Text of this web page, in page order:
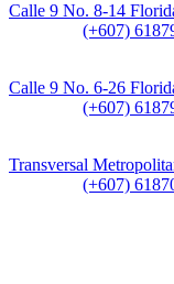
Calle 9 No. 8-14
(+607)
Calle 9 No. 6-26
(+607)
Transversal
(+607)